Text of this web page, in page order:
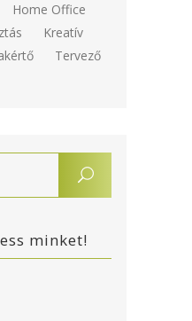
Home Office
Kreatív
Tervező
minket!